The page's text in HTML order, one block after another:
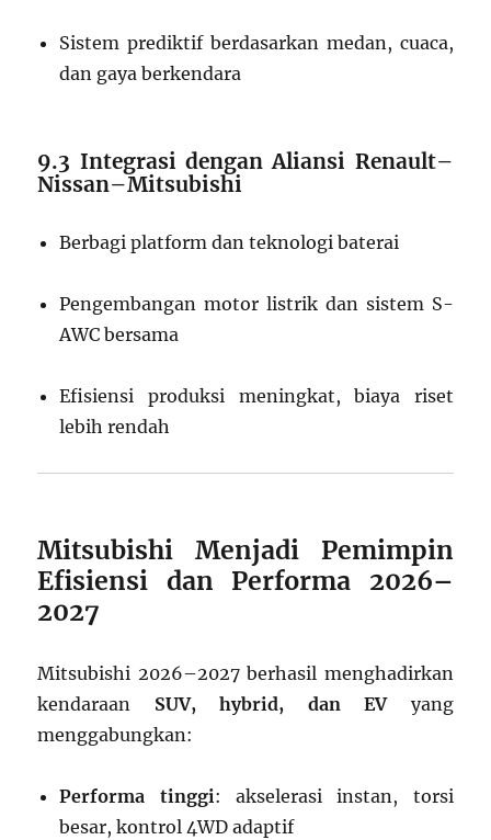
Sistem prediktif berdasarkan medan, cuaca,
dan gaya berkendara
9.3 Integrasi dengan Aliansi Renault–
Nissan–Mitsubishi
Berbagi platform dan teknologi baterai
Pengembangan motor listrik dan sistem S-
AWC bersama
Efisiensi produksi meningkat, biaya riset
lebih rendah
Mitsubishi Menjadi Pemimpin
Efisiensi dan Performa 2026–
2027
Mitsubishi 2026–2027 berhasil menghadirkan
kendaraan SUV, hybrid, dan EVyang
menggabungkan:
Performa tinggi: akselerasi instan, torsi
besar, kontrol 4WD adaptif